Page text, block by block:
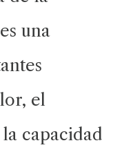
una
el
capacidad